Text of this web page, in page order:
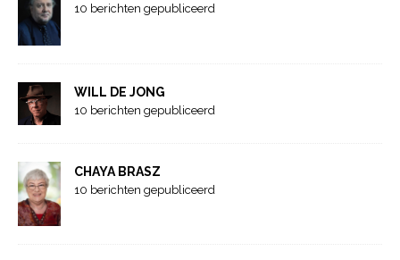
10 berichten gepubliceerd
WILL DE JONG
10 berichten gepubliceerd
CHAYA BRASZ
10 berichten gepubliceerd